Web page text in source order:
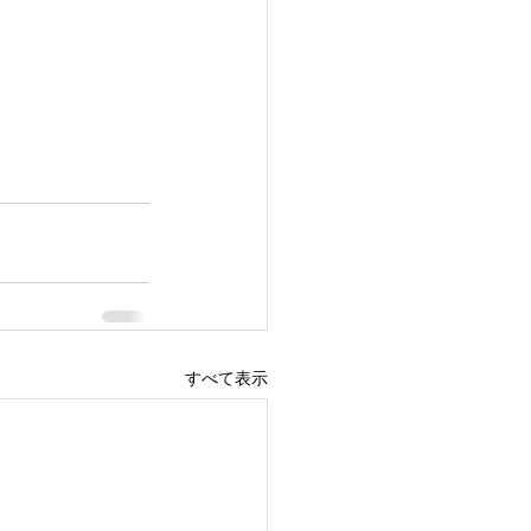
すべて表示